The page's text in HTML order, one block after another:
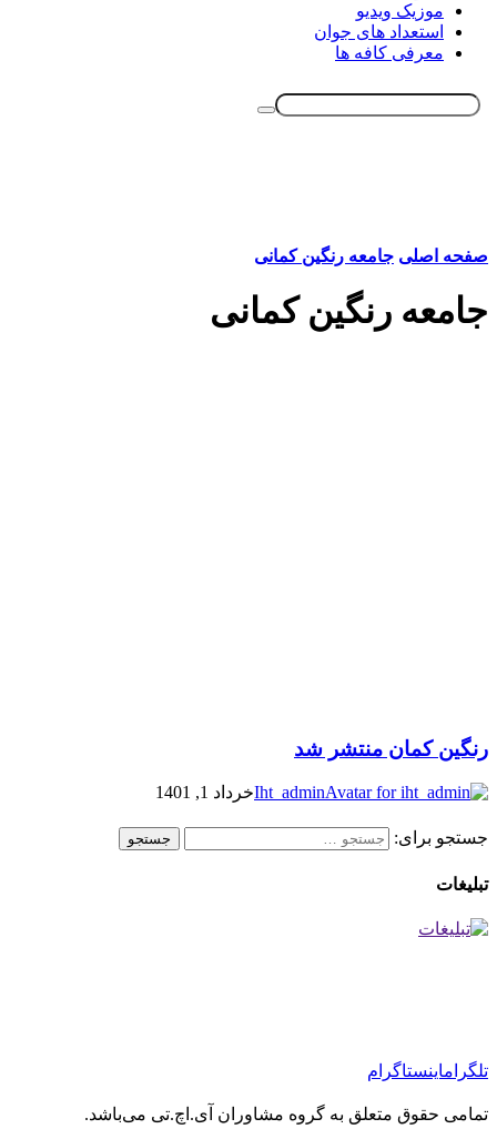
موزیک ویدیو
استعداد های جوان
معرفی کافه ها
صفحه اصلی جامعه رنگین کمانی
جامعه رنگین کمانی
رنگین کمان منتشر شد
Iht_adminخرداد 1, 1401
جستجو برای:
تبلیغات
تلگراماینستاگرام
تمامی حقوق متعلق به گروه مشاوران آی.اچ.تی می‌باشد.